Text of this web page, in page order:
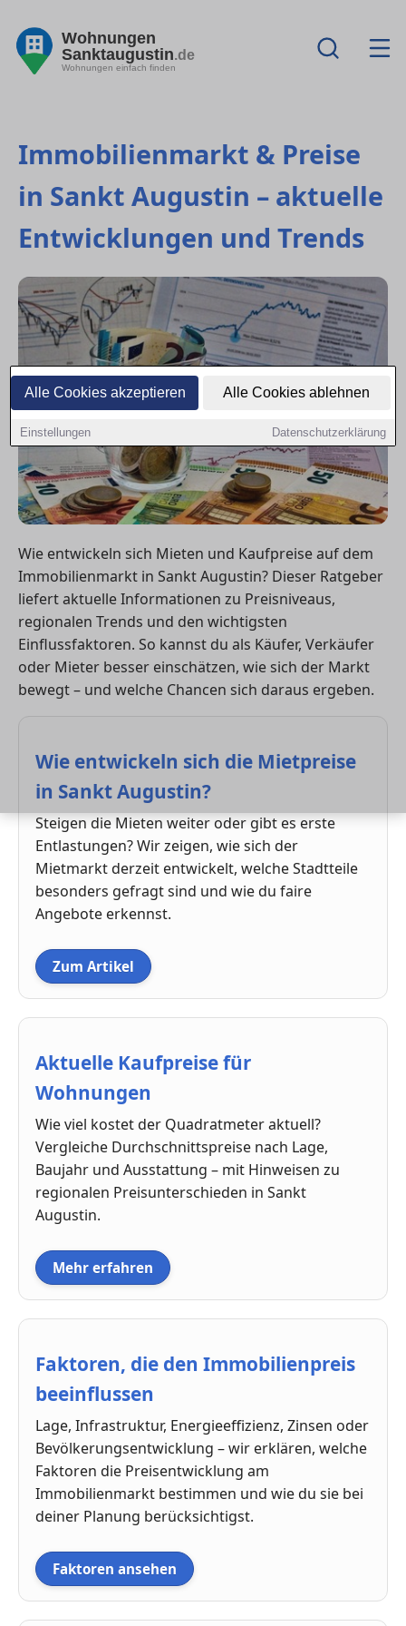
Alle Cookies akzeptieren Alle Cookies ablehnen
Einstellungen Datenschutzerklärung
Wohnungen
Sanktaugustin.de
Wohnungen einfach finden
Immobilienmarkt & Preise
in Sankt Augustin – aktuelle
Entwicklungen und Trends
Wie entwickeln sich Mieten und Kaufpreise auf dem
Immobilienmarkt in Sankt Augustin? Dieser Ratgeber
liefert aktuelle Informationen zu Preisniveaus,
regionalen Trends und den wichtigsten
Einflussfaktoren. So kannst du als Käufer, Verkäufer
oder Mieter besser einschätzen, wie sich der Markt
bewegt – und welche Chancen sich daraus ergeben.
Wie entwickeln sich die Mietpreise
in Sankt Augustin?
Steigen die Mieten weiter oder gibt es erste
Entlastungen? Wir zeigen, wie sich der
Mietmarkt derzeit entwickelt, welche Stadtteile
besonders gefragt sind und wie du faire
Angebote erkennst.
Zum Artikel
Aktuelle Kaufpreise für
Wohnungen
Wie viel kostet der Quadratmeter aktuell?
Vergleiche Durchschnittspreise nach Lage,
Baujahr und Ausstattung – mit Hinweisen zu
regionalen Preisunterschieden in Sankt
Augustin.
Mehr erfahren
Faktoren, die den Immobilienpreis
beeinflussen
Lage, Infrastruktur, Energieeffizienz, Zinsen oder
Bevölkerungsentwicklung – wir erklären, welche
Faktoren die Preisentwicklung am
Immobilienmarkt bestimmen und wie du sie bei
deiner Planung berücksichtigst.
Faktoren ansehen